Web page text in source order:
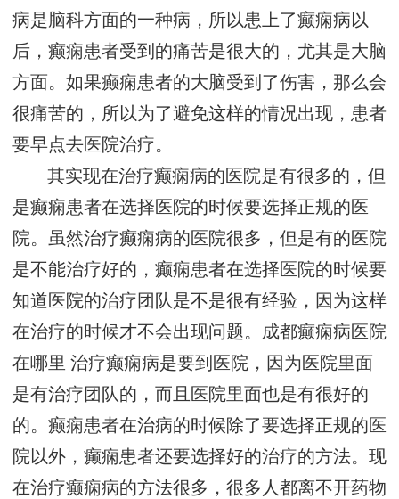
病是脑科方面的一种病，所以患上了癫痫病以
后，癫痫患者受到的痛苦是很大的，尤其是大脑
方面。如果癫痫患者的大脑受到了伤害，那么会
很痛苦的，所以为了避免这样的情况出现，患者
要早点去医院治疗。
其实现在治疗癫痫病的医院是有很多的，但
是癫痫患者在选择医院的时候要选择正规的医
院。虽然治疗癫痫病的医院很多，但是有的医院
是不能治疗好的，癫痫患者在选择医院的时候要
知道医院的治疗团队是不是很有经验，因为这样
在治疗的时候才不会出现问题。 成都癫痫病医院
在哪里 治疗癫痫病是要到医院，因为医院里面
是有治疗团队的，而且医院里面也是有很好的
的。癫痫患者在治病的时候除了要选择正规的医
院以外，癫痫患者还要选择好的治疗的方法。现
在治疗癫痫病的方法很多，很多人都离不开药物